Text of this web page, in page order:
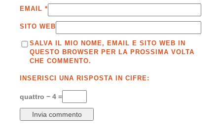
EMAIL *
SITO WEB
SALVA IL MIO NOME, EMAIL E SITO WEB IN
QUESTO BROWSER PER LA PROSSIMA VOLTA
CHE COMMENTO.
INSERISCI UNA RISPOSTA IN CIFRE:
quattro − 4 =